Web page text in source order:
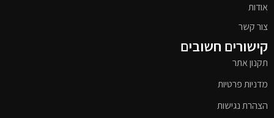
אודות
צור קשר
קישורים חשובים
תקנון אתר
מדניות פרטיות
הצהרת נגישות